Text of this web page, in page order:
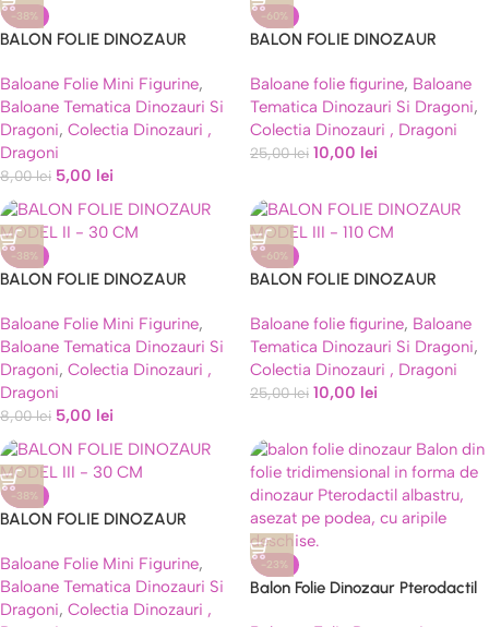
-38%
BALON FOLIE DINOZAUR
Baloane Folie Mini Figurine,
Baloane Tematica Dinozauri Si
Dragoni, Colectia Dinozauri ,
Dragoni
8,00lei 5,00 lei
-60%
BALON FOLIE DINOZAUR
Baloane folie figurine, Baloane
Tematica Dinozauri Si Dragoni,
Colectia Dinozauri , Dragoni
25,00lei 10,00 lei
-38%
BALON FOLIE DINOZAUR
Baloane Folie Mini Figurine,
Baloane Tematica Dinozauri Si
Dragoni, Colectia Dinozauri ,
Dragoni
8,00lei 5,00 lei
-60%
BALON FOLIE DINOZAUR
Baloane folie figurine, Baloane
Tematica Dinozauri Si Dragoni,
Colectia Dinozauri , Dragoni
25,00lei 10,00 lei
-38%
BALON FOLIE DINOZAUR
Baloane Folie Mini Figurine,
Baloane Tematica Dinozauri Si
Dragoni, Colectia Dinozauri ,
-23%
Balon Folie Dinozaur Pterodactil